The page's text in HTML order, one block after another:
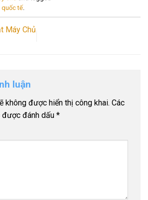
quốc tế.
Máy Chủ
luận
không được hiển thị công khai. Các
đánh dấu *